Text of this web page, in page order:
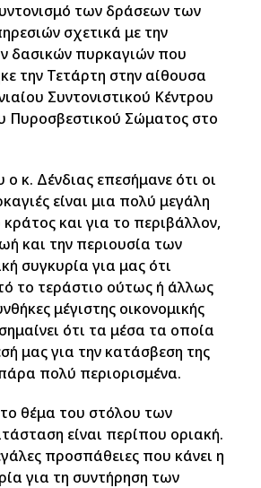
των δράσεων των
σχετικά με την
δασικών πυρκαγιών που
την Τετάρτη στην αίθουσα
Συντονιστικού Κέντρου
Πυροσβεστικού Σώματος στο
ο κ. Δένδιας επεσήμανε ότι οι
είναι μια πολύ μεγάλη
κράτος και για το περιβάλλον,
και την περιουσία των
συγκυρία για μας ότι
το τεράστιο ούτως ή άλλως
μέγιστης οικονομικής
ότι τα μέσα τα οποία
μας για την κατάσβεση της
πολύ περιορισμένα.
θέμα του στόλου των
είναι περίπου οριακή.
προσπάθειες που κάνει η
για τη συντήρηση των